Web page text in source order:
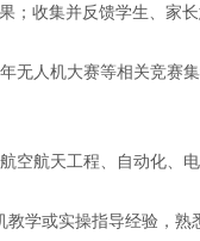
；收集并反馈学生、家
无人机大赛等相关竞赛
空航天工程、自动化、
教学或实操指导经验，熟